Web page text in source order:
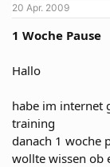
r
20 Apr. 2009
1 Woche Pause
Hallo
habe im internet
training
danach 1 woche
wollte wissen ob